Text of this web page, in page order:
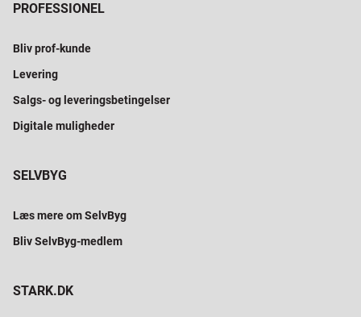
PROFESSIONEL
Bliv prof-kunde
Levering
Salgs- og leveringsbetingelser
Digitale muligheder
SELVBYG
Læs mere om SelvByg
Bliv SelvByg-medlem
STARK.DK